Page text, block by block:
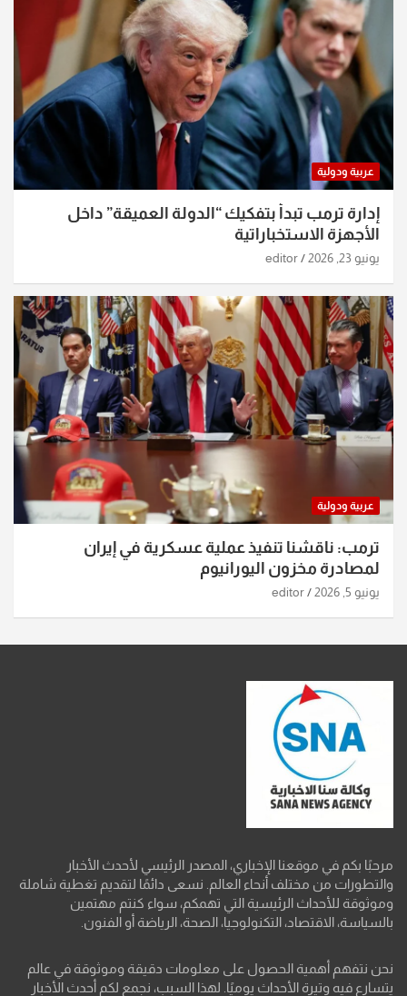
عربية ودولية
إدارة ترمب تبدأ بتفكيك “الدولة العميقة” داخل
الأجهزة الاستخباراتية
يونيو 23, 2026 editor
عربية ودولية
ترمب: ناقشنا تنفيذ عملية عسكرية في إيران
لمصادرة مخزون اليورانيوم
يونيو 5, 2026 editor
مرحبًا بكم في موقعنا الإخباري، المصدر الرئيسي لأحدث الأخبار
والتطورات من مختلف أنحاء العالم. نسعى دائمًا لتقديم تغطية شاملة
وموثوقة للأحداث الرئيسية التي تهمكم، سواء كنتم مهتمين
بالسياسة، الاقتصاد، التكنولوجيا، الصحة، الرياضة أو الفنون.
نحن نتفهم أهمية الحصول على معلومات دقيقة وموثوقة في عالم
يتسارع فيه وتيرة الأحداث يوميًا. لهذا السبب، نجمع لكم أحدث الأخبار